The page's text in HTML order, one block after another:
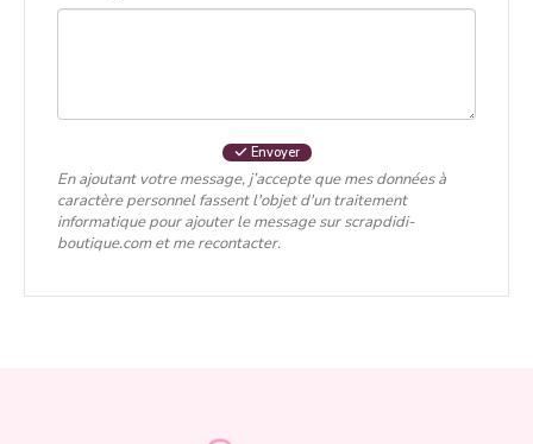
Envoyer
En ajoutant votre message, j’accepte que mes données à
caractère personnel fassent l'objet d'un traitement
informatique pour ajouter le message sur scrapdidi-
boutique.com et me recontacter.